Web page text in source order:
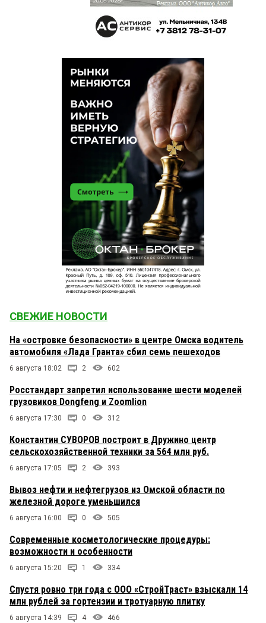
СВЕЖИЕ НОВОСТИ
На «островке безопасности» в центре Омска водитель
автомобиля «Лада Гранта» сбил семь пешеходов
6 августа 18:02 2 602
Росстандарт запретил использование шести моделей
грузовиков Dongfeng и Zoomlion
6 августа 17:30 0 312
Константин СУВОРОВ построит в Дружино центр
сельскохозяйственной техники за 564 млн руб.
6 августа 17:05 2 393
Вывоз нефти и нефтегрузов из Омской области по
железной дороге уменьшился
6 августа 16:00 0 505
Современные косметологические процедуры:
возможности и особенности
6 августа 15:20 1 334
Спустя ровно три года с ООО «СтройТраст» взыскали 14
млн рублей за гортензии и тротуарную плитку
6 августа 14:39 4 466